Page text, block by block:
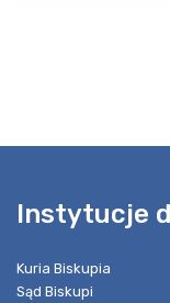
Instytucje
Kuria Biskupia
Sąd Biskupi